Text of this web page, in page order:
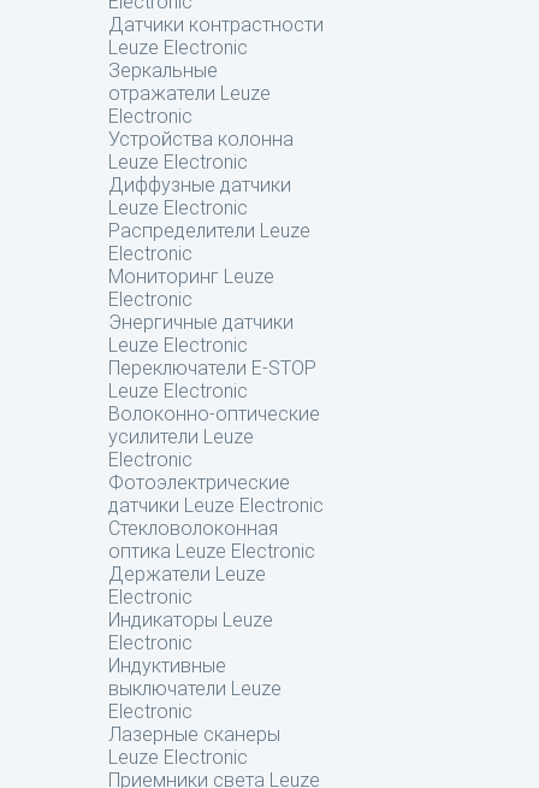
Датчики контрастности
Leuze Electronic
Зеркальные
отражатели Leuze
Electronic
Устройства колонна
Leuze Electronic
Диффузные датчики
Leuze Electronic
Распределители Leuze
Electronic
Мониторинг Leuze
Electronic
Энергичные датчики
Leuze Electronic
Переключатели E-STOP
Leuze Electronic
Волоконно-оптические
усилители Leuze
Electronic
Фотоэлектрические
датчики Leuze Electronic
Стекловолоконная
оптика Leuze Electronic
Держатели Leuze
Electronic
Индикаторы Leuze
Electronic
Индуктивные
выключатели Leuze
Electronic
Лазерные сканеры
Leuze Electronic
Приемники света Leuze